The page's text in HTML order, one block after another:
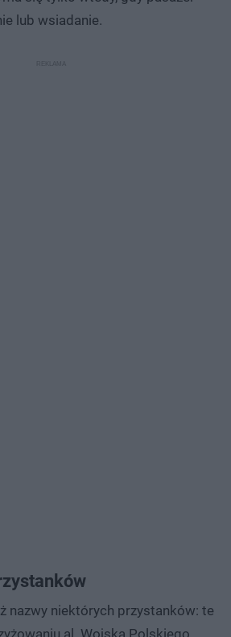
lub wsiadanie.
nazwy niektórych przystanków: te
al. Wojska Polskiego